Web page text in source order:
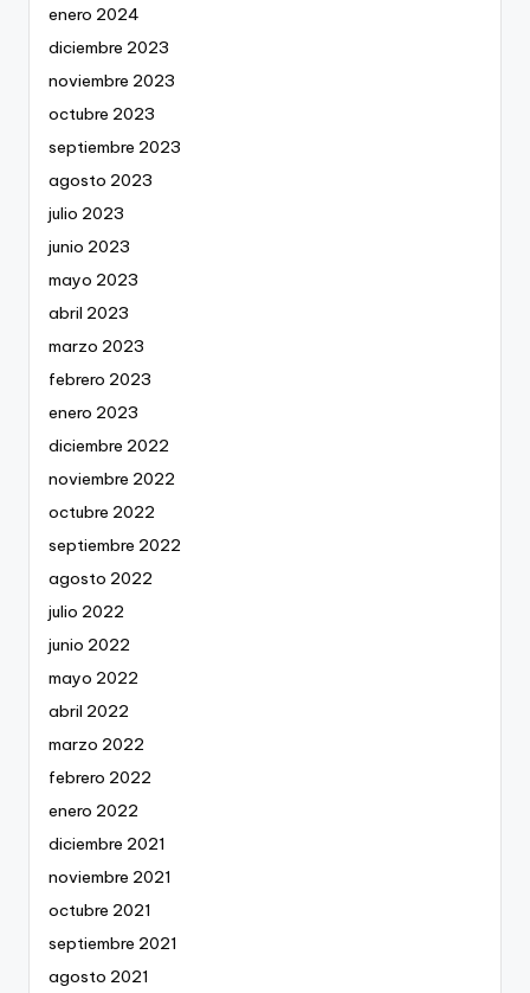
enero 2024
diciembre 2023
noviembre 2023
octubre 2023
septiembre 2023
agosto 2023
julio 2023
junio 2023
mayo 2023
abril 2023
marzo 2023
febrero 2023
enero 2023
diciembre 2022
noviembre 2022
octubre 2022
septiembre 2022
agosto 2022
julio 2022
junio 2022
mayo 2022
abril 2022
marzo 2022
febrero 2022
enero 2022
diciembre 2021
noviembre 2021
octubre 2021
septiembre 2021
agosto 2021